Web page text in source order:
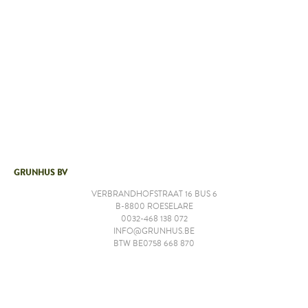
GRUNHUS BV
VERBRANDHOFSTRAAT 16 BUS 6
B-8800 ROESELARE
0032-468 138 072
INFO@GRUNHUS.BE
BTW BE0758 668 870